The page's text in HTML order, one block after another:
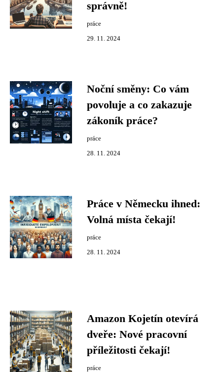
správně!
práce
29. 11. 2024
Noční směny: Co vám
povoluje a co zakazuje
zákoník práce?
práce
28. 11. 2024
Práce v Německu ihned:
Volná místa čekají!
práce
28. 11. 2024
Amazon Kojetín otevírá
dveře: Nové pracovní
příležitosti čekají!
práce